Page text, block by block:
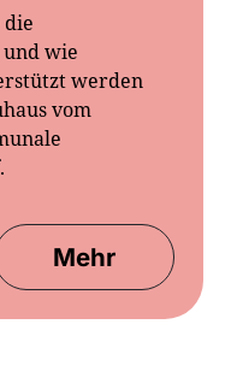
wie
werden
vom
Mehr